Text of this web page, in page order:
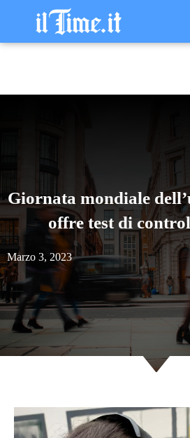
contenuto
Giornata mondiale
offre test di
Marzo 3, 2023